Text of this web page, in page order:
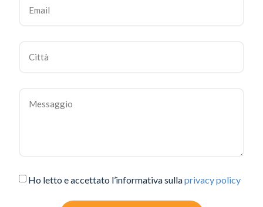
Ho letto e accettato l’informativa sullaprivacy policy